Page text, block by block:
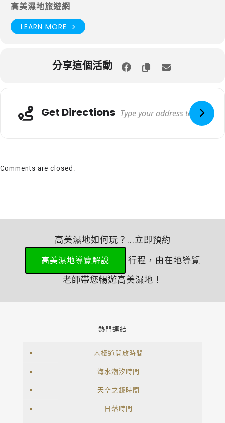
高美濕地旅遊網
LEARN MORE
分享這個活動
Get Directions
Comments are closed.
高美濕地如何玩？...立即預約
高美濕地導覽解說
行程，由在地導覽
老師帶您暢遊高美濕地！
熱門連結
木棧道開放時間
海水潮汐時間
天空之鏡時間
日落時間